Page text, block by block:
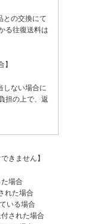
との交換にて
る往復送料は
】
しない場合に
担の上で、返
きません】
場合
れた場合
いる場合
された場合